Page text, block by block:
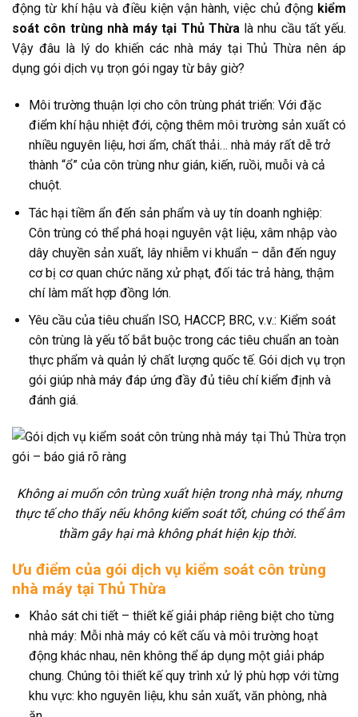
động từ khí hậu và điều kiện vận hành, việc chủ động kiểm
soát côn trùng nhà máy tại Thủ Thừa là nhu cầu tất yếu.
Vậy đâu là lý do khiến các nhà máy tại Thủ Thừa nên áp
dụng gói dịch vụ trọn gói ngay từ bây giờ?
Môi trường thuận lợi cho côn trùng phát triển: Với đặc
điểm khí hậu nhiệt đới, cộng thêm môi trường sản xuất có
nhiều nguyên liệu, hơi ẩm, chất thải… nhà máy rất dễ trở
thành “ổ” của côn trùng như gián, kiến, ruồi, muỗi và cả
chuột.
Tác hại tiềm ẩn đến sản phẩm và uy tín doanh nghiệp:
Côn trùng có thể phá hoại nguyên vật liệu, xâm nhập vào
dây chuyền sản xuất, lây nhiễm vi khuẩn – dẫn đến nguy
cơ bị cơ quan chức năng xử phạt, đối tác trả hàng, thậm
chí làm mất hợp đồng lớn.
Yêu cầu của tiêu chuẩn ISO, HACCP, BRC, v.v.: Kiểm soát
côn trùng là yếu tố bắt buộc trong các tiêu chuẩn an toàn
thực phẩm và quản lý chất lượng quốc tế. Gói dịch vụ trọn
gói giúp nhà máy đáp ứng đầy đủ tiêu chí kiểm định và
đánh giá.
Không ai muốn côn trùng xuất hiện trong nhà máy, nhưng
thực tế cho thấy nếu không kiểm soát tốt, chúng có thể âm
thầm gây hại mà không phát hiện kịp thời.
Ưu điểm của gói dịch vụ kiểm soát côn trùng
nhà máy tại Thủ Thừa
Khảo sát chi tiết – thiết kế giải pháp riêng biệt cho từng
nhà máy: Mỗi nhà máy có kết cấu và môi trường hoạt
động khác nhau, nên không thể áp dụng một giải pháp
chung. Chúng tôi thiết kế quy trình xử lý phù hợp với từng
khu vực: kho nguyên liệu, khu sản xuất, văn phòng, nhà